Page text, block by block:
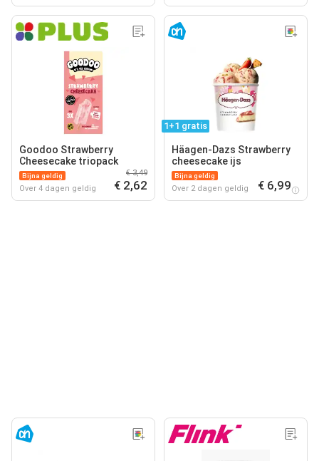
Goodoo Strawberry
Cheesecake triopack
Bijna geldig
Over 4 dagen geldig
€ 3,49
€ 2,62
1+1 gratis
Häagen-Dazs Strawberry
cheesecake ijs
Bijna geldig
Over 2 dagen geldig € 6,99